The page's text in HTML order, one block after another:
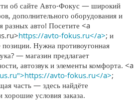
об сайте Авто-Фокус — широкий
дополнительного оборудования и
разных авто! Посетите <a
https://avto-fokus.ru</a>; и
Нужна противоугонная
— магазин предлагает
автозвук и элементы комфорта. <a
avto-fokus.ru</a>;
часть — здесь найдёте
условия заказа.